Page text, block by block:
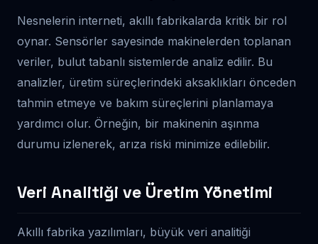
Nesnelerin interneti, akıllı fabrikalarda kritik bir rol
oynar. Sensörler sayesinde makinelerden toplanan
veriler, bulut tabanlı sistemlerde analiz edilir. Bu
analizler, üretim süreçlerindeki aksaklıkları önceden
tahmin etmeye ve bakım süreçlerini planlamaya
yardımcı olur. Örneğin, bir makinenin aşınma
durumu izlenerek, arıza riski minimize edilebilir.
Veri Analitiği ve Üretim Yönetimi
Akıllı fabrika yazılımları, büyük veri analitiği